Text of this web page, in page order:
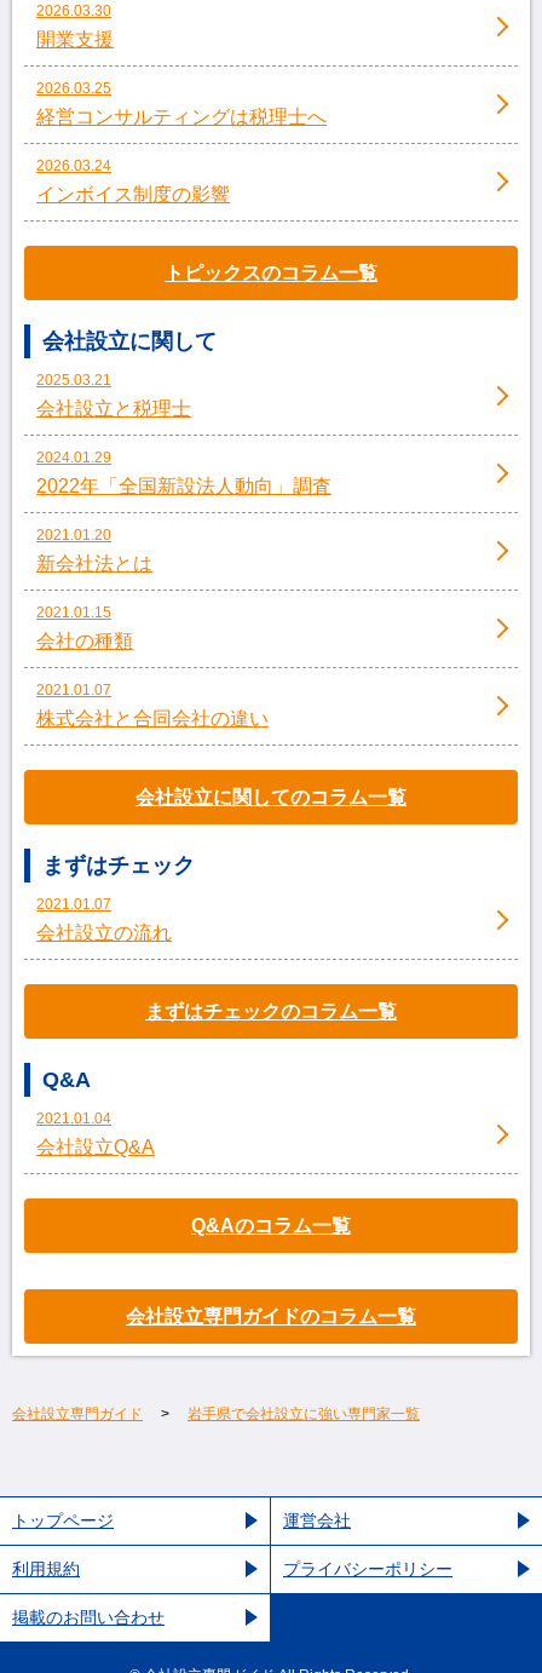
2026.03.30
開業支援
2026.03.25
経営コンサルティングは税理士へ
2026.03.24
インボイス制度の影響
トピックスのコラム一覧
会社設立に関して
2025.03.21
会社設立と税理士
2024.01.29
2022年「全国新設法人動向」調査
2021.01.20
新会社法とは
2021.01.15
会社の種類
2021.01.07
株式会社と合同会社の違い
会社設立に関してのコラム一覧
まずはチェック
2021.01.07
会社設立の流れ
まずはチェックのコラム一覧
Q&A
2021.01.04
会社設立Q&A
Q&Aのコラム一覧
会社設立専門ガイドのコラム一覧
会社設立専門ガイド 岩手県で会社設立に強い専門家一覧
トップページ 運営会社
利用規約 プライバシーポリシー
掲載のお問い合わせ